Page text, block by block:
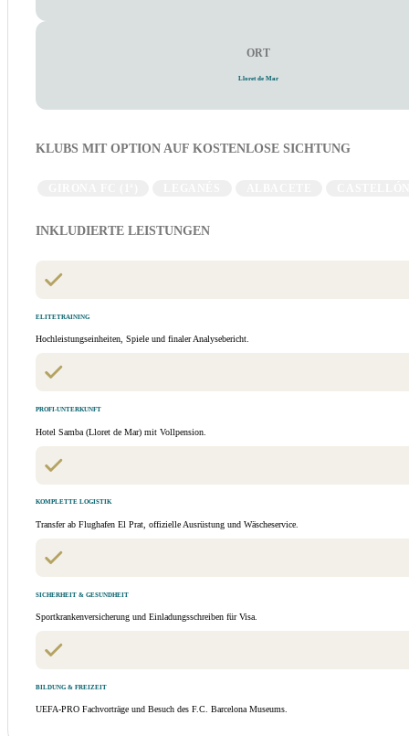
ORT
Lloret de Mar
KLUBS MIT OPTION AUF KOSTENLOSE SICHTUNG
INKLUDIERTE LEISTUNGEN
ELITETRAINING
Hochleistungseinheiten, Spiele und finaler Analysebericht.
PROFI-UNTERKUNFT
Hotel Samba (Lloret de Mar) mit Vollpension.
KOMPLETTE LOGISTIK
Transfer ab Flughafen El Prat, offizielle Ausrüstung und Wäscheservice.
SICHERHEIT & GESUNDHEIT
Sportkrankenversicherung und Einladungsschreiben für Visa.
BILDUNG & FREIZEIT
UEFA-PRO Fachvorträge und Besuch des F.C. Barcelona Museums.